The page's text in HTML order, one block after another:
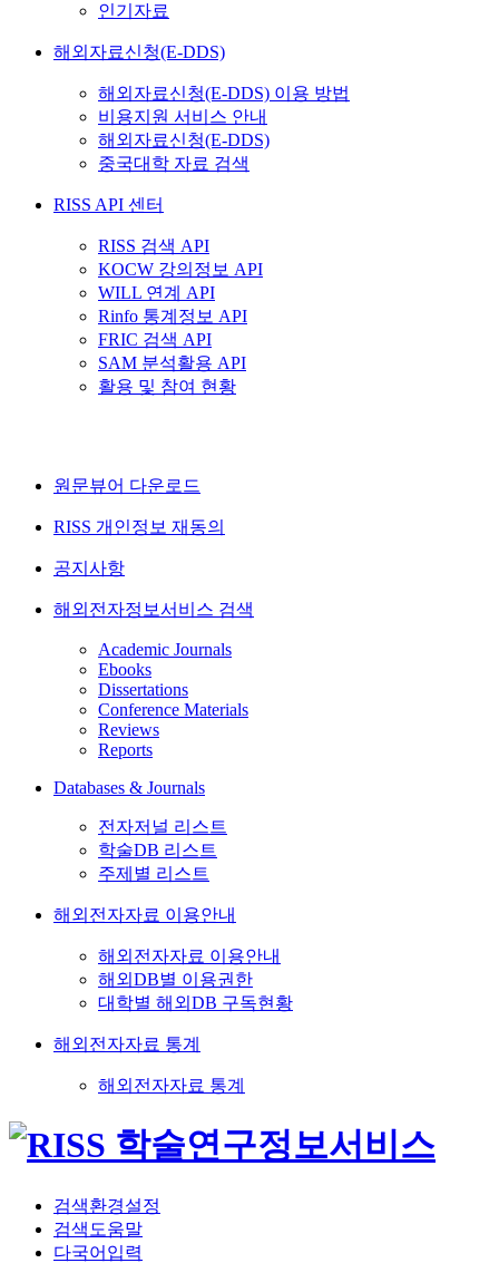
인기자료
해외자료신청(E-DDS)
해외자료신청(E-DDS) 이용 방법
비용지원 서비스 안내
해외자료신청(E-DDS)
중국대학 자료 검색
RISS API 센터
RISS 검색 API
KOCW 강의정보 API
WILL 연계 API
Rinfo 통계정보 API
FRIC 검색 API
SAM 분석활용 API
활용 및 참여 현황
원문뷰어 다운로드
RISS 개인정보 재동의
공지사항
해외전자정보서비스 검색
Academic Journals
Ebooks
Dissertations
Conference Materials
Reviews
Reports
Databases & Journals
전자저널 리스트
학술DB 리스트
주제별 리스트
해외전자자료 이용안내
해외전자자료 이용안내
해외DB별 이용권한
대학별 해외DB 구독현황
해외전자자료 통계
해외전자자료 통계
검색환경설정
검색도움말
다국어입력